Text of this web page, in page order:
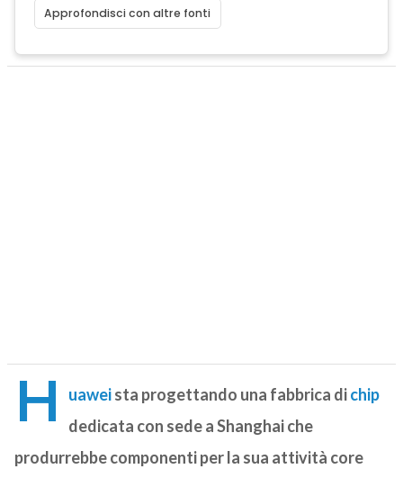
Approfondisci con altre fonti
H uaweista progettando una fabbrica dichip
dedicata con sede a Shanghai che
produrrebbe componenti per la sua attività core